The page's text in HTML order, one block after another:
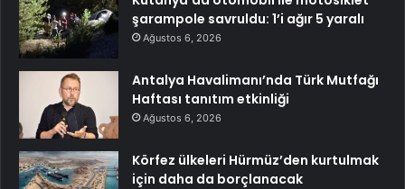
şarampole savruldu: 1’i ağır 5 yaralı
Ağustos 6, 2026
Antalya Havalimanı’nda Türk Mutfağı
Haftası tanıtım etkinliği
Ağustos 6, 2026
Körfez ülkeleri Hürmüz’den kurtulmak
için daha da borçlanacak